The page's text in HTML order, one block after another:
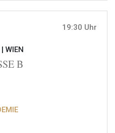
19:30 Uhr
WIEN
B